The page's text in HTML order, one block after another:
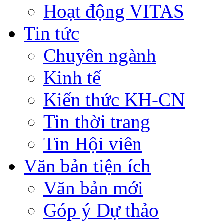
Hoạt động VITAS
Tin tức
Chuyên ngành
Kinh tế
Kiến thức KH-CN
Tin thời trang
Tin Hội viên
Văn bản tiện ích
Văn bản mới
Góp ý Dự thảo